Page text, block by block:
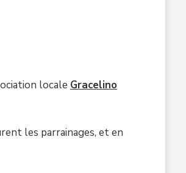
locale Gracelino
les parrainages, et en